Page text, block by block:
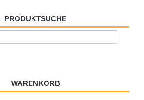
PRODUKTSUCHE
WARENKORB